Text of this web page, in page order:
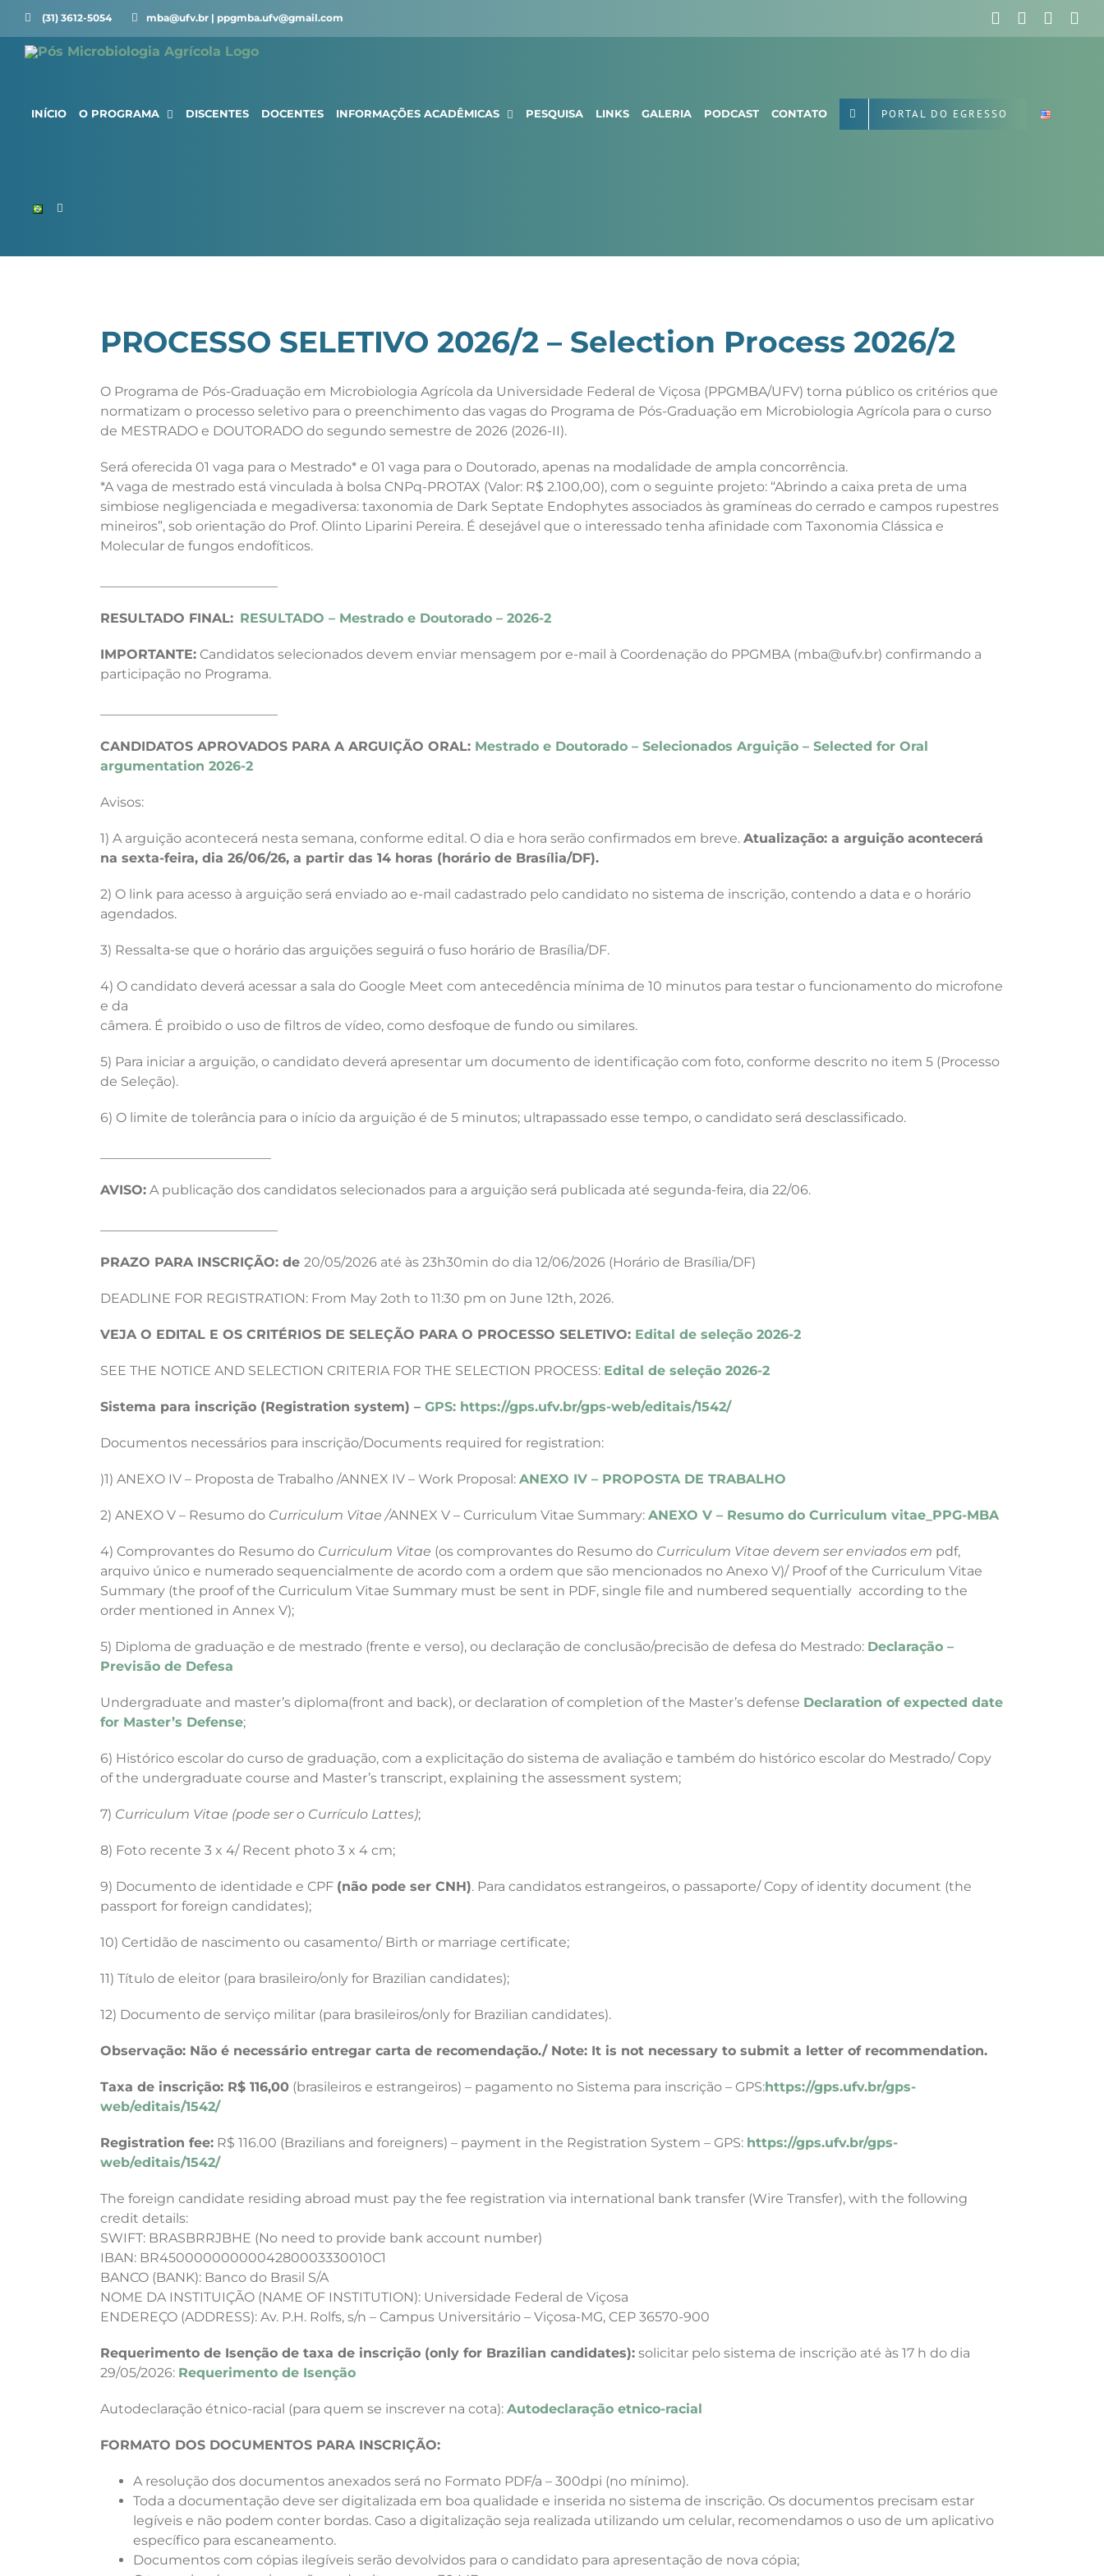
(31) 3612-5054 ⠀⠀ mba@ufv.br | ppgmba.ufv@gmail.com Facebook
INÍCIO O PROGRAMA DISCENTES DOCENTES INFORMAÇÕES ACADÊMICAS PESQUISA LINKS GALERIA PODCAST CONTATO PORTAL DO EGRESSO
PROCESSO SELETIVO 2026/2 – Selection Process 2026/2
O Programa de Pós-Graduação em Microbiologia Agrícola da Universidade Federal de Viçosa (PPGMBA/UFV) torna público os critérios que
normatizam o processo seletivo para o preenchimento das vagas do Programa de Pós-Graduação em Microbiologia Agrícola para o curso
de MESTRADO e DOUTORADO do segundo semestre de 2026 (2026-II).
Será oferecida 01 vaga para o Mestrado* e 01 vaga para o Doutorado, apenas na modalidade de ampla concorrência.
*A vaga de mestrado está vinculada à bolsa CNPq-PROTAX (Valor: R$ 2.100,00), com o seguinte projeto: “Abrindo a caixa preta de uma
simbiose negligenciada e megadiversa: taxonomia de Dark Septate Endophytes associados às gramíneas do cerrado e campos rupestres
mineiros”, sob orientação do Prof. Olinto Liparini Pereira. É desejável que o interessado tenha afinidade com Taxonomia Clássica e
Molecular de fungos endofíticos.
RESULTADO FINAL: RESULTADO – Mestrado e Doutorado – 2026-2
IMPORTANTE: Candidatos selecionados devem enviar mensagem por e-mail à Coordenação do PPGMBA (mba@ufv.br) confirmando a
participação no Programa.
CANDIDATOS APROVADOS PARA A ARGUIÇÃO ORAL: Mestrado e Doutorado – Selecionados Arguição – Selected for Oral
argumentation 2026-2
Avisos:
1) A arguição acontecerá nesta semana, conforme edital. O dia e hora serão confirmados em breve. Atualização: a arguição acontecerá
na sexta-feira, dia 26/06/26, a partir das 14 horas (horário de Brasília/DF).
2) O link para acesso à arguição será enviado ao e-mail cadastrado pelo candidato no sistema de inscrição, contendo a data e o horário
agendados.
3) Ressalta-se que o horário das arguições seguirá o fuso horário de Brasília/DF.
4) O candidato deverá acessar a sala do Google Meet com antecedência mínima de 10 minutos para testar o funcionamento do microfone
e da
câmera. É proibido o uso de filtros de vídeo, como desfoque de fundo ou similares.
5) Para iniciar a arguição, o candidato deverá apresentar um documento de identificação com foto, conforme descrito no item 5 (Processo
de Seleção).
6) O limite de tolerância para o início da arguição é de 5 minutos; ultrapassado esse tempo, o candidato será desclassificado.
AVISO: A publicação dos candidatos selecionados para a arguição será publicada até segunda-feira, dia 22/06.
PRAZO PARA INSCRIÇÃO: de 20/05/2026 até às 23h30min do dia 12/06/2026 (Horário de Brasília/DF)
DEADLINE FOR REGISTRATION: From May 2oth to 11:30 pm on June 12th, 2026.
VEJA O EDITAL E OS CRITÉRIOS DE SELEÇÃO PARA O PROCESSO SELETIVO: Edital de seleção 2026-2
SEE THE NOTICE AND SELECTION CRITERIA FOR THE SELECTION PROCESS: Edital de seleção 2026-2
Sistema para inscrição (Registration system) – GPS: https://gps.ufv.br/gps-web/editais/1542/
Documentos necessários para inscrição/Documents required for registration:
)1) ANEXO IV – Proposta de Trabalho /ANNEX IV – Work Proposal: ANEXO IV – PROPOSTA DE TRABALHO
2) ANEXO V – Resumo do Curriculum Vitae /ANNEX V – Curriculum Vitae Summary: ANEXO V – Resumo do Curriculum vitae_PPG-MBA
4) Comprovantes do Resumo do Curriculum Vitae (os comprovantes do Resumo do Curriculum Vitae devem ser enviados em pdf,
arquivo único e numerado sequencialmente de acordo com a ordem que são mencionados no Anexo V)/ Proof of the Curriculum Vitae
Summary (the proof of the Curriculum Vitae Summary must be sent in PDF, single file and numbered sequentially according to the
order mentioned in Annex V);
5) Diploma de graduação e de mestrado (frente e verso), ou declaração de conclusão/precisão de defesa do Mestrado: Declaração –
Previsão de Defesa
Undergraduate and master’s diploma(front and back), or declaration of completion of the Master’s defense Declaration of expected date
for Master’s Defense;
6) Histórico escolar do curso de graduação, com a explicitação do sistema de avaliação e também do histórico escolar do Mestrado/ Copy
of the undergraduate course and Master’s transcript, explaining the assessment system;
7) Curriculum Vitae (pode ser o Currículo Lattes);
8) Foto recente 3 x 4/ Recent photo 3 x 4 cm;
9) Documento de identidade e CPF (não pode ser CNH). Para candidatos estrangeiros, o passaporte/ Copy of identity document (the
passport for foreign candidates);
10) Certidão de nascimento ou casamento/ Birth or marriage certificate;
11) Título de eleitor (para brasileiro/only for Brazilian candidates);
12) Documento de serviço militar (para brasileiros/only for Brazilian candidates).
Observação: Não é necessário entregar carta de recomendação./ Note: It is not necessary to submit a letter of recommendation.
Taxa de inscrição: R$ 116,00 (brasileiros e estrangeiros) – pagamento no Sistema para inscrição – GPS:https://gps.ufv.br/gps-
web/editais/1542/
Registration fee: R$ 116.00 (Brazilians and foreigners) – payment in the Registration System – GPS: https://gps.ufv.br/gps-
web/editais/1542/
The foreign candidate residing abroad must pay the fee registration via international bank transfer (Wire Transfer), with the following
credit details:
SWIFT: BRASBRRJBHE (No need to provide bank account number)
IBAN: BR4500000000004280003330010C1
BANCO (BANK): Banco do Brasil S/A
NOME DA INSTITUIÇÃO (NAME OF INSTITUTION): Universidade Federal de Viçosa
ENDEREÇO (ADDRESS): Av. P.H. Rolfs, s/n – Campus Universitário – Viçosa-MG, CEP 36570-900
Requerimento de Isenção de taxa de inscrição (only for Brazilian candidates): solicitar pelo sistema de inscrição até às 17 h do dia
29/05/2026: Requerimento de Isenção
Autodeclaração étnico-racial (para quem se inscrever na cota): Autodeclaração etnico-racial
FORMATO DOS DOCUMENTOS PARA INSCRIÇÃO:
A resolução dos documentos anexados será no Formato PDF/a – 300dpi (no mínimo).
Toda a documentação deve ser digitalizada em boa qualidade e inserida no sistema de inscrição. Os documentos precisam estar
legíveis e não podem conter bordas. Caso a digitalização seja realizada utilizando um celular, recomendamos o uso de um aplicativo
específico para escaneamento.
Documentos com cópias ilegíveis serão devolvidos para o candidato para apresentação de nova cópia;